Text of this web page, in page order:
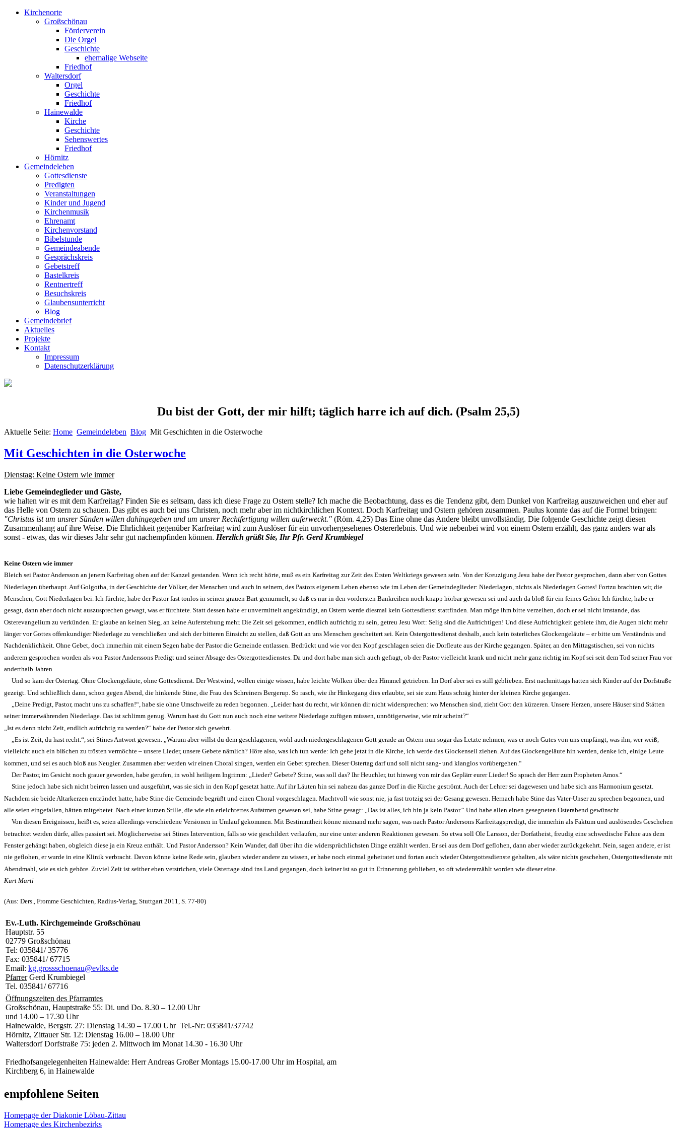
Kirchenorte
Großschönau
Förderverein
Die Orgel
Geschichte
ehemalige Webseite
Friedhof
Waltersdorf
Orgel
Geschichte
Friedhof
Hainewalde
Kirche
Geschichte
Sehenswertes
Friedhof
Hörnitz
Gemeindeleben
Gottesdienste
Predigten
Veranstaltungen
Kinder und Jugend
Kirchenmusik
Ehrenamt
Kirchenvorstand
Bibelstunde
Gemeindeabende
Gesprächskreis
Gebetstreff
Bastelkreis
Rentnertreff
Besuchskreis
Glaubensunterricht
Blog
Gemeindebrief
Aktuelles
Projekte
Kontakt
Impressum
Datenschutzerklärung
Du bist der Gott, der mir hilft; täglich harre ich auf dich. (Psalm 25,5)
Aktuelle Seite: Home Gemeindeleben Blog Mit Geschichten in die Osterwoche
Mit Geschichten in die Osterwoche
Dienstag: Keine Ostern wie immer
Liebe Gemeindeglieder und Gäste,
wie halten wir es mit dem Karfreitag? Finden Sie es seltsam, dass ich diese Frage zu Ostern stelle? Ich mache die Beobachtung, dass es die Tendenz gibt, dem Dunkel von Karfreitag auszuweichen und eher auf
das Helle von Ostern zu schauen. Das gibt es auch bei uns Christen, noch mehr aber im nichtkirchlichen Kontext. Doch Karfreitag und Ostern gehören zusammen. Paulus konnte das auf die Formel bringen:
"Christus ist um unsrer Sünden willen dahingegeben und um unsrer Rechtfertigung willen auferweckt." (Röm. 4,25) Das Eine ohne das Andere bleibt unvollständig. Die folgende Geschichte zeigt diesen
Zusammenhang auf ihre Weise. Die Ehrlichkeit gegenüber Karfreitag wird zum Auslöser für ein unvorhergesehenes Ostererlebnis. Und wie nebenbei wird von einem Ostern erzählt, das ganz anders war als
sonst - etwas, das wir dieses Jahr sehr gut nachempfinden können. Herzlich grüßt Sie, Ihr Pfr. Gerd Krumbiegel
Keine Ostern wie immer
Bleich sei Pastor Andersson an jenem Karfreitag oben auf der Kanzel gestanden. Wenn ich recht hörte, muß es ein Karfreitag zur Zeit des Ersten Weltkriegs gewesen sein. Von der Kreuzigung Jesu habe der Pastor gesprochen, dann aber von Gottes
Niederlagen überhaupt. Auf Golgotha, in der Geschichte der Völker, der Menschen und auch in seinem, des Pastors eigenem Leben ebenso wie im Leben der Gemeindeglieder: Niederlagen, nichts als Niederlagen Got­tes! Fortzu brachten wir, die
Menschen, Gott Niederlagen bei. Ich fürchte, habe der Pastor fast tonlos in seinen grau­en Bart gemurmelt, so daß es nur in den vordersten Bank­reihen noch knapp hörbar gewesen sei und auch da bloß für ein feines Gehör. Ich fürchte, habe er
gesagt, dann aber doch nicht auszusprechen gewagt, was er fürchtete. Statt dessen habe er unvermittelt angekündigt, an Ostern werde diesmal kein Gottesdienst stattfinden. Man möge ihm bitte verzeihen, doch er sei nicht imstande, das
Osterevangelium zu verkünden. Er glaube an keinen Sieg, an keine Auferstehung mehr. Die Zeit sei gekommen, endlich auf­richtig zu sein, getreu Jesu Wort: Selig sind die Aufrichti­gen! Und diese Aufrichtigkeit gebiete ihm, die Augen nicht mehr
länger vor Gottes offenkundiger Niederlage zu ver­schließen und sich der bitteren Einsicht zu stellen, daß Gott an uns Menschen gescheitert sei. Kein Ostergottesdienst deshalb, auch kein österliches Glockengeläute – er bitte um Verständnis und
Nachdenklichkeit. Ohne Gebet, doch immerhin mit einem Segen habe der Pastor die Ge­meinde entlassen. Bedrückt und wie vor den Kopf ge­schlagen seien die Dorfleute aus der Kirche gegangen. Später, an den Mittagstischen, sei von nichts
anderem ge­sprochen worden als von Pastor Anderssons Predigt und seiner Absage des Ostergottesdienstes. Da und dort habe man sich auch gefragt, ob der Pastor vielleicht krank und nicht mehr ganz richtig im Kopf sei seit dem Tod seiner Frau vor
anderthalb Jahren.
Und so kam der Ostertag. Ohne Glockengeläute, ohne Gottesdienst. Der Westwind, wollen einige wissen, habe leichte Wolken über den Himmel getrieben. Im Dorf aber sei es still geblieben. Erst nachmittags hatten sich Kinder auf der Dorfstraße
gezeigt. Und schließlich dann, schon gegen Abend, die hinkende Stine, die Frau des Schreiners Bergerup. So rasch, wie ihr Hinkegang dies erlaubte, sei sie zum Haus schräg hinter der kleinen Kirche gegangen.
„Deine Predigt, Pastor, macht uns zu schaffen!“, habe sie ohne Umschweife zu reden begonnen. „Leider hast du recht, wir können dir nicht widersprechen: wo Menschen sind, zieht Gott den kürzeren. Unsere Herzen, unsere Häu­ser sind Stätten
seiner immerwährenden Niederlage. Das ist schlimm genug. Warum hast du Gott nun auch noch eine weitere Niederlage zufügen müssen, unnötigerweise, wie mir scheint?“
„Ist es denn nicht Zeit, endlich aufrichtig zu werden?“ habe der Pastor sich gewehrt.
„Es ist Zeit, du hast recht.“, sei Stines Antwort gewesen. „Warum aber willst du dem geschlagenen, wohl auch niedergeschlagenen Gott gerade an Ostern nun sogar das Letzte nehmen, was er noch Gutes von uns empfängt, was ihn, wer weiß,
vielleicht auch ein bißchen zu trösten ver­möchte – unsere Lieder, unsere Gebete nämlich? Höre also, was ich tun werde: Ich gehe jetzt in die Kirche, ich werde das Glockenseil ziehen. Auf das Glockengeläute hin werden, denke ich, einige Leute
kommen, und sei es auch bloß aus Neugier. Zusammen aber werden wir ei­nen Choral singen, werden ein Gebet sprechen. Dieser Ostertag darf und soll nicht sang- und klanglos vorüber­gehen.“
Der Pastor, im Gesicht noch grauer geworden, habe gerufen, in wohl heiligem Ingrimm: „Lieder? Gebete? Stine, was soll das? Ihr Heuchler, tut hinweg von mir das Geplärr eurer Lieder! So sprach der Herr zum Propheten Amos.“
Stine jedoch habe sich nicht beirren lassen und ausge­führt, was sie sich in den Kopf gesetzt hatte. Auf ihr Läu­ten hin sei nahezu das ganze Dorf in die Kirche geströmt. Auch der Lehrer sei dagewesen und habe sich ans Har­monium gesetzt.
Nachdem sie beide Altarkerzen entzündet hatte, habe Stine die Gemeinde begrüßt und einen Choral vorgeschlagen. Machtvoll wie sonst nie, ja fast trotzig sei der Gesang gewesen. Hernach habe Stine das Vater­-Unser zu sprechen begonnen, und
alle seien eingefallen, hätten mitgebetet. Nach einer kurzen Stille, die wie ein erleichtertes Aufatmen gewesen sei, habe Stine gesagt: „Das ist alles, ich bin ja kein Pastor.“ Und habe allen einen gesegneten Osterabend gewünscht.
Von diesen Ereignissen, heißt es, seien allerdings ver­schiedene Versionen in Umlauf gekommen. Mit Bestimmt­heit könne niemand mehr sagen, was nach Pastor Ander­sons Karfreitagspredigt, die immerhin als Faktum und auslösendes Geschehen
betrachtet werden dürfe, alles passiert sei. Möglicherweise sei Stines Intervention, falls so wie geschildert verlaufen, nur eine unter anderen Re­aktionen gewesen. So etwa soll Ole Larsson, der Dorf­atheist, freudig eine schwedische Fahne aus dem
Fenster gehängt haben, obgleich diese ja ein Kreuz enthält. Und Pastor Andersson? Kein Wunder, daß über ihn die wider­sprüchlichsten Dinge erzählt werden. Er sei aus dem Dorf geflohen, dann aber wieder zurückgekehrt. Nein, sagen andere, er ist
nie geflohen, er wurde in eine Klinik ver­bracht. Davon könne keine Rede sein, glauben wieder an­dere zu wissen, er habe noch einmal geheiratet und fortan auch wieder Ostergottesdienste gehalten, als wäre nichts geschehen, Ostergottesdienste mit
Abendmahl, wie es sich gehöre. Zuviel Zeit ist seither eben verstrichen, viele Ostertage sind ins Land gegangen, doch keiner ist so gut in Erinnerung geblieben, so oft wiedererzählt worden wie dieser eine.
Kurt Marti
(Aus: Ders., Fromme Geschichten, Radius-Verlag, Stuttgart 2011, S. 77-80)
Ev.-Luth. Kirchgemeinde Großschönau
Hauptstr. 55
02779 Großschönau
Tel: 035841/ 35776
Fax: 035841/ 67715
Email: kg.grossschoenau@evlks.de
PfarrerGerd Krumbiegel
Tel. 035841/ 67716
Öffnungszeiten des Pfarramtes
Großschönau, Hauptstraße 55: Di. und Do. 8.30 – 12.00 Uhr
und 14.00 – 17.30 Uhr
Hainewalde, Bergstr. 27: Dienstag 14.30 – 17.00 Uhr Tel.-Nr: 035841/37742
Hörnitz, Zittauer Str. 12: Dienstag 16.00 – 18.00 Uhr
Waltersdorf Dorfstraße 75: jeden 2. Mittwoch im Monat 14.30 - 16.30 Uhr
Friedhofsangelegenheiten Hainewalde: Herr Andreas Großer Montags 15.00-17.00 Uhr im Hospital, am
Kirchberg 6, in Hainewalde
empfohlene Seiten
Homepage der Diakonie Löbau-Zittau
Homepage des Kirchenbezirks